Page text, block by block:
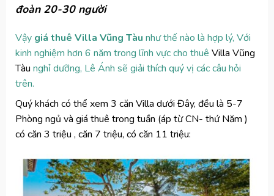
đoàn 20-30 người
Vậy giá thuê Villa Vũng Tàu như thế nào là hợp lý, Với
kinh nghiệm hơn 6 năm trong lĩnh vực cho thuê Villa Vũng
Tàu nghỉ dưỡng, Lê Ánh sẽ giải thích quý vị các câu hỏi
trên.
Quý khách có thể xem 3 căn Villa dưới Đây, đều là 5-7
Phòng ngủ và giá thuê trong tuần (áp từ CN- thứ Năm )
có căn 3 triệu , căn 7 triệu, có căn 11 triệu: